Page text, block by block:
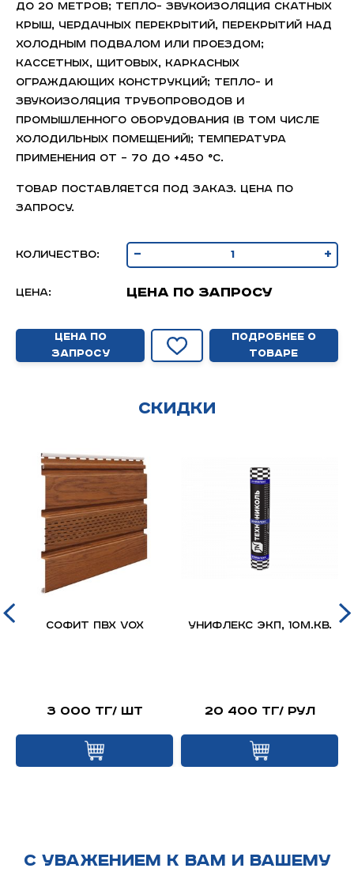
до 20 метров; тепло- звукоизоляция скатных
крыш, чердачных перекрытий, перекрытий над
холодным подвалом или проездом;
кассетных, щитовых, каркасных
ограждающих конструкций; тепло- и
звукоизоляция трубопроводов и
промышленного оборудования (в том числе
холодильных помещений); температура
применения от – 70 до +450 °С.
Товар поставляется под заказ. Цена по
запросу.
Количество: - +
Цена: Цена по запросу
Цена по
запросу
Подробнее о
товаре
Скидки
Софит ПВХ VOX
3 000 тг/ шт
Унифлекс ЭКП, 10м.кв.
20 400 тг/ рул
С УВАЖЕНИЕМ К ВАМ И ВАШЕМУ